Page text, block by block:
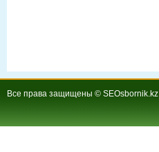
Все права защищены © SEOsbornik.kz